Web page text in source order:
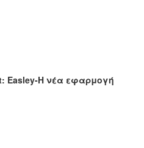
Easley-Η νέα εφαρμογή